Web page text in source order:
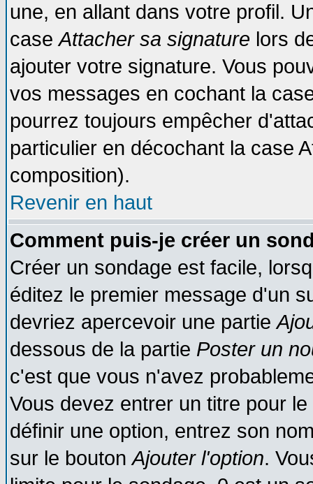
une, en allant dans votre profil.
caseAttacher sa signature lors
ajouter votre signature. Vous
vos messages en cochant la
pourrez toujours empêcher
particulier en décochant la case
composition).
Revenir en haut
Comment puis-je créer un
Créer un sondage est facile,
éditez le premier message d'un
devriez apercevoir une partie
dessous de la partie Poster un
c'est que vous n'avez
Vous devez entrer un titre pour
définir une option, entrez son
sur le boutonAjouter l'option.